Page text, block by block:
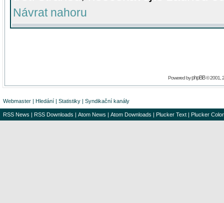
Návrat nahoru
Powered byphpBB© 2001,
Webmaster | Hledání | Statistiky | Syndikační kanály
RSS News | RSS Downloads | Atom News | Atom Downloads | Plucker Text | Plucker Color